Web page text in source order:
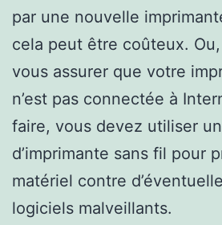
par une nouvelle
cela peut être coûteux.
vous assurer que votre
n’est pas connectée à
faire, vous devez utiliser
d’imprimante sans fil pour
matériel contre
logiciels malveillants.